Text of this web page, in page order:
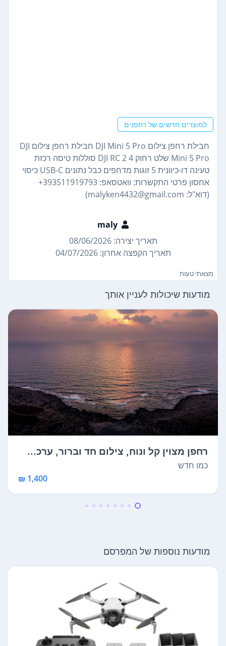
למוצרים חדשים של רחפנים
חבילת רחפן צילום DJI Mini 5 Pro חבילת רחפן צילום DJI
Mini 5 Pro שלט רחוק DJI RC 2 4 סוללות טיסה רכזת
טעינה דו-כיוונית 5 זוגות מדחפים כבל נתונים USB-C כיסוי
אחסון פרטי התקשרות: וואטסאפ: 393511919793+
(דוא"ל: malyken4432@gmail.com)
maly
תאריך יצירה: 08/06/2026
תאריך הקפצה אחרון: 04/07/2026
מצאתי טעות
מודעות שיכולות לעניין אותך
רחפן מצוין קל ונוח, צילום חד וברור, ערכ...
כמו חדש
1,400 ₪
מודעות נוספות של המפרסם